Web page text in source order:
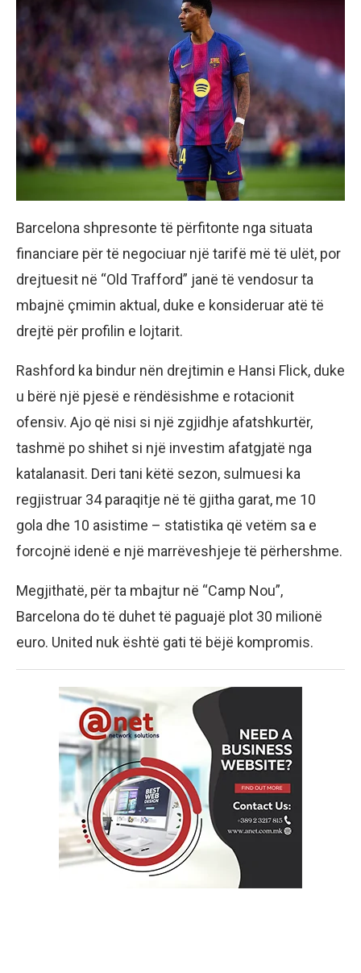
Barcelona shpresonte të përfitonte nga situata
financiare për të negociuar një tarifë më të ulët, por
drejtuesit në “Old Trafford” janë të vendosur ta
mbajnë çmimin aktual, duke e konsideruar atë të
drejtë për profilin e lojtarit.
Rashford ka bindur nën drejtimin e Hansi Flick, duke
u bërë një pjesë e rëndësishme e rotacionit
ofensiv. Ajo që nisi si një zgjidhje afatshkurtër,
tashmë po shihet si një investim afatgjatë nga
katalanasit. Deri tani këtë sezon, sulmuesi ka
regjistruar 34 paraqitje në të gjitha garat, me 10
gola dhe 10 asistime – statistika që vetëm sa e
forcojnë idenë e një marrëveshjeje të përhershme.
Megjithatë, për ta mbajtur në “Camp Nou”,
Barcelona do të duhet të paguajë plot 30 milionë
euro. United nuk është gati të bëjë kompromis.